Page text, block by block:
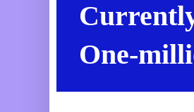
One-